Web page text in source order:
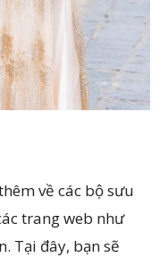
về các bộ sưu
trang web như
Tại đây, bạn sẽ